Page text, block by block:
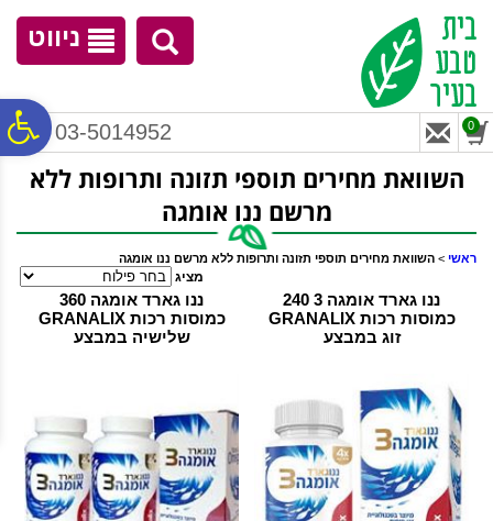
נגישות
ניווט
03-5014952 0
השוואת מחירים תוספי תזונה ותרופות ללא
מרשם ‏ננו אומגה
ראשי > השוואת מחירים תוספי תזונה ותרופות ללא מרשם ‏ננו אומגה
מציג
ננו גארד אומגה 3 240
כמוסות רכות GRANALIX
זוג במבצע
ננו גארד אומגה 360
כמוסות רכות GRANALIX
שלישיה במבצע